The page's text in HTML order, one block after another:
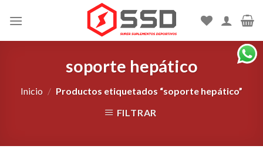
soporte hepático
Inicio / Productos etiquetados “soporte hepático”
FILTRAR